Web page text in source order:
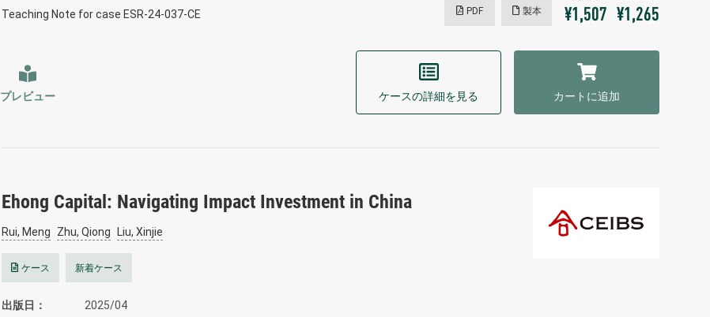
Teaching Note for case ESR-24-037-CE PDF 製本 ¥1,507 ¥1,265
プレビュー ケースの詳細を見る カートに追加
Ehong Capital: Navigating Impact Investment in China
Rui, Meng Zhu, Qiong Liu, Xinjie
ケース 新着ケース
出版日 2025/04